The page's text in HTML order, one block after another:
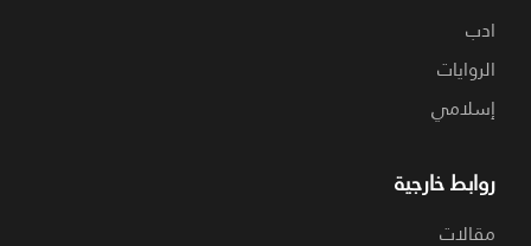
ادب
الروايات
إسلامي
روابط خارجية
مقالات